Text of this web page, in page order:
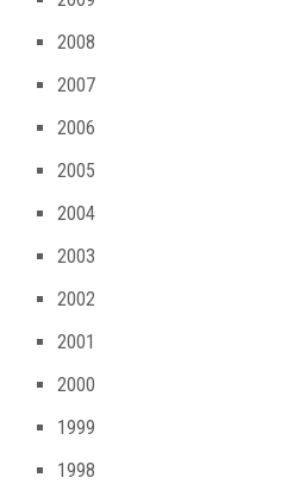
2008
2007
2006
2005
2004
2003
2002
2001
2000
1999
1998